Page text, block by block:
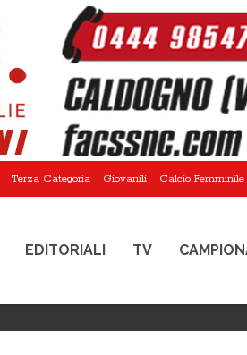
Terza Categoria Giovanili Calcio Femminile
EDITORIALI TV